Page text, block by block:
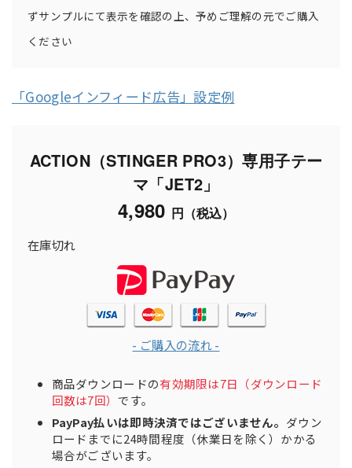
ずサンプルにて表示を確認の上、予めご理解の元でご購入
ください
「Googleインフィード広告」設定例
ACTION（STINGER PRO3）専用子テー
マ「JET2」
4,980 円（税込）
在庫切れ
- ご購入の流れ -
商品ダウンロードの有効期限は7日（ダウンロード
回数は7回）です。
PayPay払いは即時決済ではございません。 ダウン
ロードまでに24時間程度（休業日を除く）かかる
場合がございます。